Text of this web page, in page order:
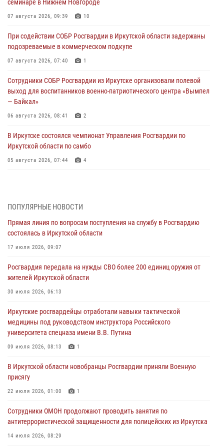
семинаре в Нижнем Новгороде
07 августа 2026, 09:39 10
При содействии СОБР Росгвардии в Иркутской области задержаны
подозреваемые в коммерческом подкупе
07 августа 2026, 07:40 1
Сотрудники СОБР Росгвардии из Иркутске организовали полевой
выход для воспитанников военно-патриотического центра «Вымпел
— Байкал»
06 августа 2026, 08:41 2
В Иркутске состоялся чемпионат Управления Росгвардии по
Иркутской области по самбо
05 августа 2026, 07:44 4
04 августа 2026, 07:14 3
Росгвардейцы потушили загоревшийся автомобиль в Иркутске
03 августа 2026, 04:55
Дню Воздушно-десантных войск в Иркутской области
03 августа 2026, 03:32
сердца к сердцу» (видео)
31 июля 2026, 04:37
Сотрудники Росгвардии нашли и вернули родственникам
30 июля 2026, 07:37
ПОПУЛЯРНЫЕ НОВОСТИ
Прямая линия по вопросам поступления на службу в Росгвардию
состоялась в Иркутской области
17 июля 2026, 09:07
Росгвардия передала на нужды СВО более 200 единиц оружия от
жителей Иркутской области
30 июля 2026, 06:13
Иркутские росгвардейцы отработали навыки тактической
медицины под руководством инструктора Российского
университета спецназа имени В.В. Путина
09 июля 2026, 08:13 1
В Иркутской области новобранцы Росгвардии приняли Военную
присягу
22 июля 2026, 01:00 1
Сотрудники ОМОН продолжают проводить занятия по
антитеррористической защищенности для полицейских из Иркутска
14 июля 2026, 08:29